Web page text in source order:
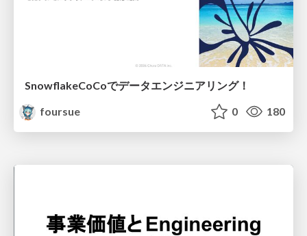
SnowflakeCoCoでデータエンジニアリング！
foursue
0 180